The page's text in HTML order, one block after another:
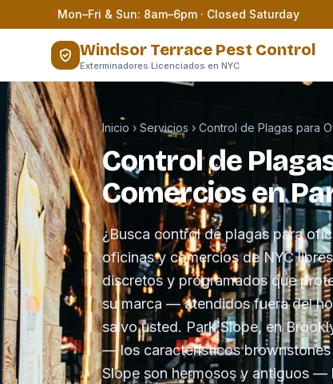
Saltar al contenidoMon–Fri & Sun: 8am–6pm · Closed Saturday
Windsor Terrace Pest Control
Exterminadores Licenciados en NYC
Inicio › Servicios › Control de Plagas para
Control de
Comercios en
¿Busca control de plagas para
oficinas y comercios de NYC
discretos y programados que
su marca — atendidos fuera del
salvo usted. Park Slope, en
— los característicos brownstones
Slope son hermosos y antiguos —